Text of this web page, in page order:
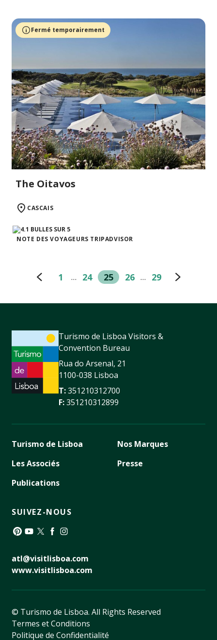
Fermé temporairement
The Oitavos
CASCAIS
NOTE DES VOYAGEURS TRIPADVISOR
1 … 24 25 26 … 29
Turismo de Lisboa Visitors &
Convention Bureau
Rua do Arsenal, 21
1100-038 Lisboa
T:351210312700
F:351210312899
Turismo de Lisboa
Les Associés
Publications
Nos Marques
Presse
SUIVEZ-NOUS
atl@visitlisboa.com
www.visitlisboa.com
© Turismo de Lisboa. All Rights Reserved
Termes et Conditions
Politique de Confidentialité